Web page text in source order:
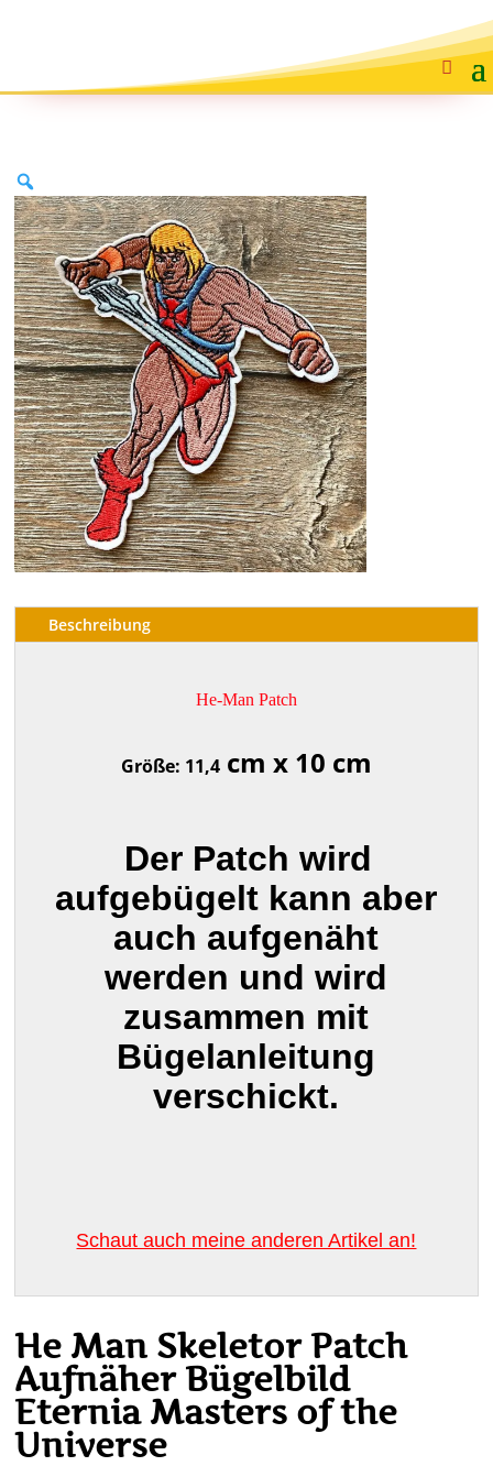
Beschreibung
He-Man Patch
Größe: 11,4cm x 10 cm
Der Patch wird
aufgebügelt kann aber
auch aufgenäht
werden und wird
zusammen mit
Bügelanleitung
verschickt.
Schaut auch meine anderen Artikel an!
He Man Skeletor Patch
Aufnäher Bügelbild
Eternia Masters of the
Universe